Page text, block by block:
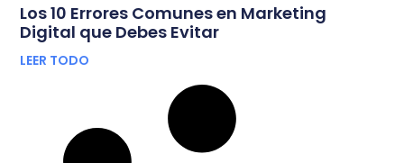
Los 10 Errores Comunes en Marketing
Digital que Debes Evitar
LEER TODO